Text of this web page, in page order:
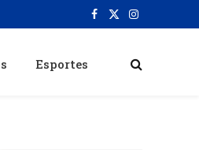
Facebook
X
Instagram
Esportes